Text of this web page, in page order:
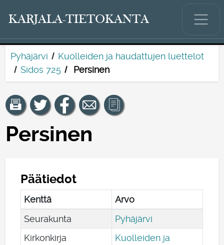
KARJALA-TIETOKANTA
Pyhäjärvi
Kuolleiden ja haudattujen luettelot
Sidos 725
Persinen
Persinen
Päätiedot
Kenttä
Arvo
Seurakunta
Pyhäjärvi
Kirkonkirja
Kuolleiden ja